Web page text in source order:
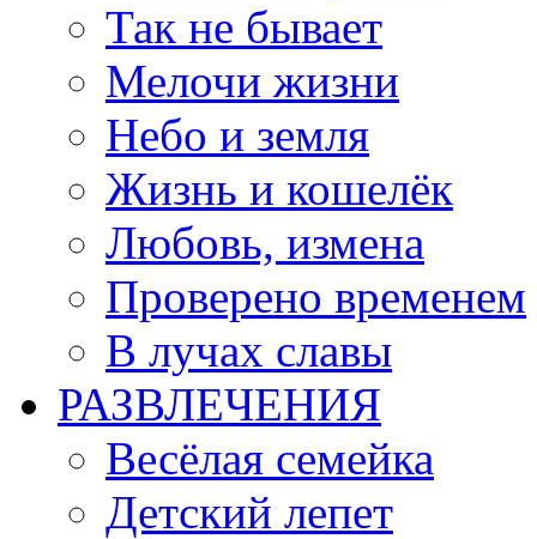
Так не бывает
Мелочи жизни
Небо и земля
Жизнь и кошелёк
Любовь, измена
Проверено временем
В лучах славы
РАЗВЛЕЧЕНИЯ
Весёлая семейка
Детский лепет